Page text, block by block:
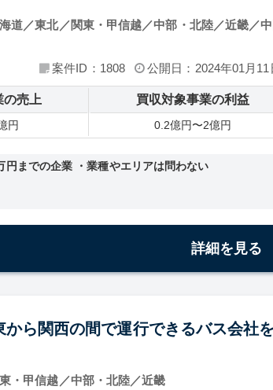
道／東北／関東・甲信越／中部・北陸／近畿／中
案件ID：1808
公開日：2024年01月11
の売上
円
買収対象事業の利益
0.2億円〜2億円
円までの企業 ・業種やエリアは問わない
詳細を見る
から関西の間で運行できるバス会社
・甲信越／中部・北陸／近畿